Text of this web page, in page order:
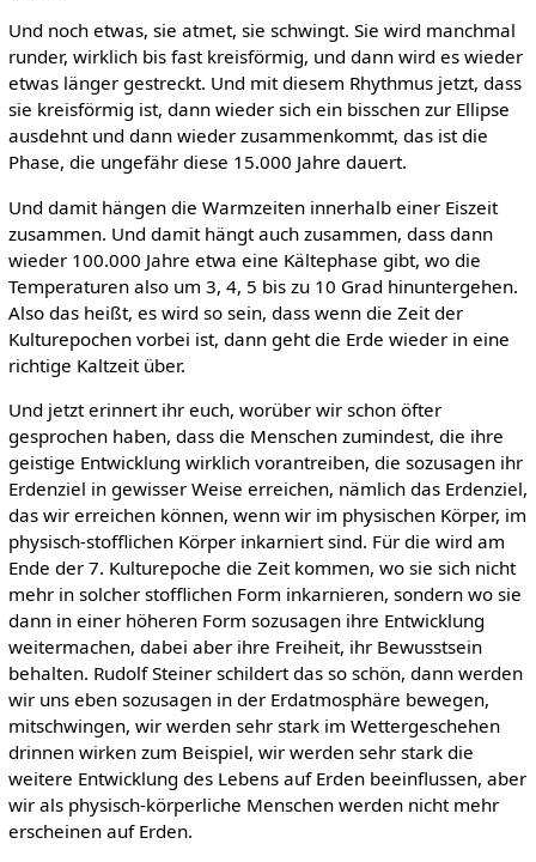
Und noch etwas, sie atmet, sie schwingt. Sie wird manchmal
runder, wirklich bis fast kreisförmig, und dann wird es wieder
etwas länger gestreckt. Und mit diesem Rhythmus jetzt, dass
sie kreisförmig ist, dann wieder sich ein bisschen zur Ellipse
ausdehnt und dann wieder zusammenkommt, das ist die
Phase, die ungefähr diese 15.000 Jahre dauert.
Und damit hängen die Warmzeiten innerhalb einer Eiszeit
zusammen. Und damit hängt auch zusammen, dass dann
wieder 100.000 Jahre etwa eine Kältephase gibt, wo die
Temperaturen also um 3, 4, 5 bis zu 10 Grad hinuntergehen.
Also das heißt, es wird so sein, dass wenn die Zeit der
Kulturepochen vorbei ist, dann geht die Erde wieder in eine
richtige Kaltzeit über.
Und jetzt erinnert ihr euch, worüber wir schon öfter
gesprochen haben, dass die Menschen zumindest, die ihre
geistige Entwicklung wirklich vorantreiben, die sozusagen ihr
Erdenziel in gewisser Weise erreichen, nämlich das Erdenziel,
das wir erreichen können, wenn wir im physischen Körper, im
physisch-stofflichen Körper inkarniert sind. Für die wird am
Ende der 7. Kulturepoche die Zeit kommen, wo sie sich nicht
mehr in solcher stofflichen Form inkarnieren, sondern wo sie
dann in einer höheren Form sozusagen ihre Entwicklung
weitermachen, dabei aber ihre Freiheit, ihr Bewusstsein
behalten. Rudolf Steiner schildert das so schön, dann werden
wir uns eben sozusagen in der Erdatmosphäre bewegen,
mitschwingen, wir werden sehr stark im Wettergeschehen
drinnen wirken zum Beispiel, wir werden sehr stark die
weitere Entwicklung des Lebens auf Erden beeinflussen, aber
wir als physisch-körperliche Menschen werden nicht mehr
erscheinen auf Erden.